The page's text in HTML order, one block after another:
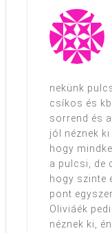
nekünk
csíkos és
sorrend és
jól néznek
hogy
a pulcsi, de
hogy szinte
pont
Oliviáék
néznek ki,